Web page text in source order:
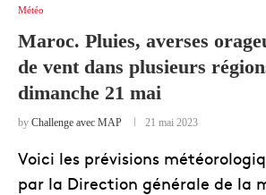
Météo
Maroc. Pluies, averses
de vent dans plusieurs
dimanche 21 mai
by Challenge avec MAP 21 mai 2023
Voici les prévisions
par la Direction générale de la